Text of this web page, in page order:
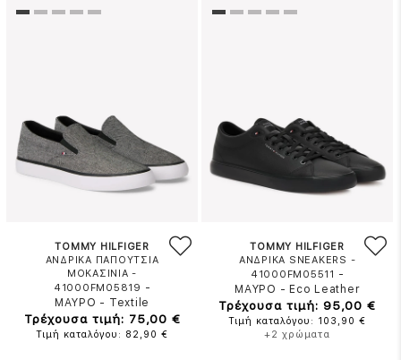
TOMMY HILFIGER
ΑΝΔΡΙΚΑ ΠΑΠΟΥΤΣΙΑ
ΜΟΚΑΣΙΝΙΑ -
41000FM05819 -
ΜΑΥΡΟ - Textile
Τρέχουσα τιμή: 75,00 €
Τιμή καταλόγου: 82,90 €
TOMMY HILFIGER
ΑΝΔΡΙΚΑ SNEAKERS -
41000FM05511 -
ΜΑΥΡΟ - Eco Leather
Τρέχουσα τιμή: 95,00 €
Τιμή καταλόγου: 103,90 €
+2 χρώματα